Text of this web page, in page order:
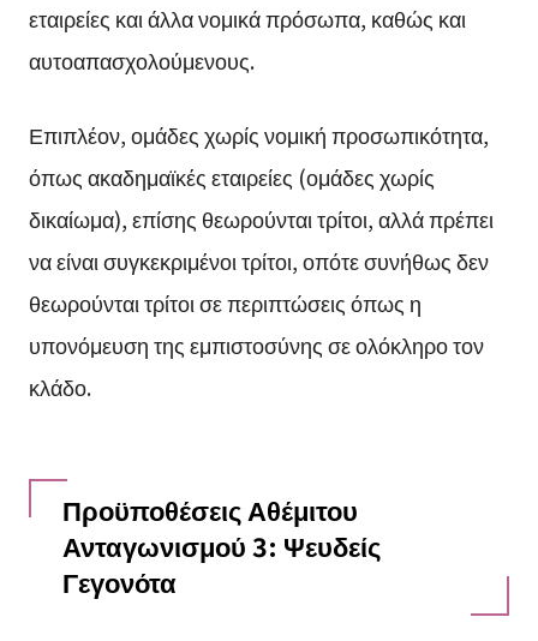
εταιρείες και άλλα νομικά πρόσωπα, καθώς και
αυτοαπασχολούμενους.
Επιπλέον, ομάδες χωρίς νομική προσωπικότητα,
όπως ακαδημαϊκές εταιρείες (ομάδες χωρίς
δικαίωμα), επίσης θεωρούνται τρίτοι, αλλά πρέπει
να είναι συγκεκριμένοι τρίτοι, οπότε συνήθως δεν
θεωρούνται τρίτοι σε περιπτώσεις όπως η
υπονόμευση της εμπιστοσύνης σε ολόκληρο τον
κλάδο.
Προϋποθέσεις Αθέμιτου
Ανταγωνισμού 3: Ψευδείς
Γεγονότα